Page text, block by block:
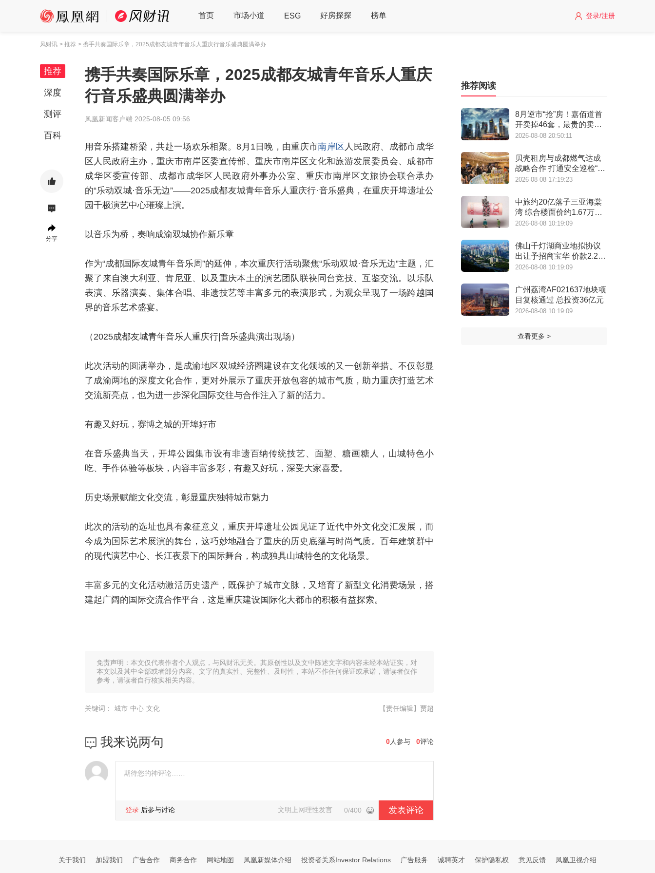
首页 市场小道 ESG 好房探探 榜单 登录/注册
风财讯 > 推荐 > 携手共奏国际乐章，2025成都友城青年音乐人重庆行音乐盛典圆满举办
推荐
深度
测评
百科
分享
携手共奏国际乐章，2025成都友城青年音乐人重庆
行音乐盛典圆满举办
凤凰新闻客户端 2025-08-05 09:56
用音乐搭建桥梁，共赴一场欢乐相聚。8月1日晚，由重庆市南岸区 人民政府、成都市成华
区人民政府主办，重庆市南岸区委宣传部、重庆市南岸区文化和旅游发展委员会、成都市
成华区委宣传部、成都市成华区人民政府外事办公室、重庆市南岸区文旅协会联合承办
的“乐动双城·音乐无边”——2025成都友城青年音乐人重庆行·音乐盛典，在重庆开埠遗址公
园千极演艺中心璀璨上演。
以音乐为桥，奏响成渝双城协作新乐章
作为“成都国际友城青年音乐周”的延伸，本次重庆行活动聚焦“乐动双城·音乐无边”主题，汇
聚了来自澳大利亚、肯尼亚、以及重庆本土的演艺团队联袂同台竞技、互鉴交流。以乐队
表演、乐器演奏、集体合唱、非遗技艺等丰富多元的表演形式，为观众呈现了一场跨越国
界的音乐艺术盛宴。
（2025成都友城青年音乐人重庆行|音乐盛典演出现场）
此次活动的圆满举办，是成渝地区双城经济圈建设在文化领域的又一创新举措。不仅彰显
了成渝两地的深度文化合作，更对外展示了重庆开放包容的城市气质，助力重庆打造艺术
交流新亮点，也为进一步深化国际交往与合作注入了新的活力。
有趣又好玩，赛博之城的开埠好市
在音乐盛典当天，开埠公园集市设有非遗百纳传统技艺、面塑、糖画糖人，山城特色小
吃、手作体验等板块，内容丰富多彩，有趣又好玩，深受大家喜爱。
历史场景赋能文化交流，彰显重庆独特城市魅力
此次的活动的选址也具有象征意义，重庆开埠遗址公园见证了近代中外文化交汇发展，而
今成为国际艺术展演的舞台，这巧妙地融合了重庆的历史底蕴与时尚气质。百年建筑群中
的现代演艺中心、长江夜景下的国际舞台，构成独具山城特色的文化场景。
丰富多元的文化活动激活历史遗产，既保护了城市文脉，又培育了新型文化消费场景，搭
建起广阔的国际交流合作平台，这是重庆建设国际化大都市的积极有益探索。
免责声明：本文仅代表作者个人观点，与风财讯无关。其原创性以及文中陈述文字和内容未经本站证实，对
本文以及其中全部或者部分内容、文字的真实性、完整性、及时性，本站不作任何保证或承诺，请读者仅作
参考，请读者自行核实相关内容。
关键词： 城市 中心 文化 【责任编辑】贾超
我来说两句 0人参与 0评论
登录 后参与讨论 文明上网理性发言 0/400 发表评论
推荐阅读
8月逆市“抢”房！嘉佰道首
开卖掉46套，最贵的卖得
最快！
2026-08-08 20:50:11
贝壳租房与成都燃气达成
战略合作 打通安全巡检“最
后一米”
2026-08-08 17:19:23
中旅约20亿落子三亚海棠
湾 综合楼面价约1.67万元/
㎡
2026-08-08 10:19:09
佛山千灯湖商业地拟协议
出让予招商宝华 价款2.28
亿元
2026-08-08 10:19:09
广州荔湾AF021637地块项
目复核通过 总投资36亿元
2026-08-08 10:19:09
查看更多 >
关于我们 加盟我们 广告合作 商务合作 网站地图 凤凰新媒体介绍 投资者关系Investor Relations 广告服务 诚聘英才 保护隐私权 意见反馈 凤凰卫视介绍